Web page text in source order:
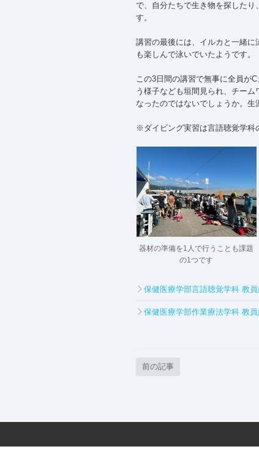
で、自分たちで生き物を探した
す。
講習の最後には、イルカと一緒
も楽しんで泳いでいたようです。
この3日間の講習で無事に全員が
う様子なども垣間見られ、チー
なったのではないでしょうか。生
※ダイビング実習は言語聴覚学科
器材の準備を1人で行うことも課題
の1つです
保健医療学部言語聴覚学科 教
保健医療学部作業療法学科 教
前の記事